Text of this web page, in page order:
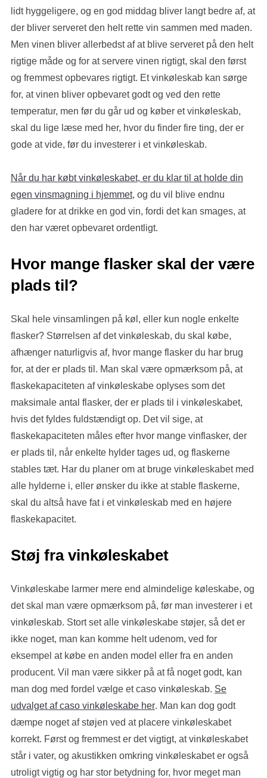
lidt hyggeligere, og en god middag bliver langt bedre af, at
der bliver serveret den helt rette vin sammen med maden.
Men vinen bliver allerbedst af at blive serveret på den helt
rigtige måde og for at servere vinen rigtigt, skal den først
og fremmest opbevares rigtigt. Et vinkøleskab kan sørge
for, at vinen bliver opbevaret godt og ved den rette
temperatur, men før du går ud og køber et vinkøleskab,
skal du lige læse med her, hvor du finder fire ting, der er
gode at vide, før du investerer i et vinkøleskab.
Når du har købt vinkøleskabet, er du klar til at holde din
egen vinsmagning i hjemmet, og du vil blive endnu
gladere for at drikke en god vin, fordi det kan smages, at
den har været opbevaret ordentligt.
Hvor mange flasker skal der være
plads til?
Skal hele vinsamlingen på køl, eller kun nogle enkelte
flasker? Størrelsen af det vinkøleskab, du skal købe,
afhænger naturligvis af, hvor mange flasker du har brug
for, at der er plads til. Man skal være opmærksom på, at
flaskekapaciteten af vinkøleskabe oplyses som det
maksimale antal flasker, der er plads til i vinkøleskabet,
hvis det fyldes fuldstændigt op. Det vil sige, at
flaskekapaciteten måles efter hvor mange vinflasker, der
er plads til, når enkelte hylder tages ud, og flaskerne
stables tæt. Har du planer om at bruge vinkøleskabet med
alle hylderne i, eller ønsker du ikke at stable flaskerne,
skal du altså have fat i et vinkøleskab med en højere
flaskekapacitet.
Støj fra vinkøleskabet
Vinkøleskabe larmer mere end almindelige køleskabe, og
det skal man være opmærksom på, før man investerer i et
vinkøleskab. Stort set alle vinkøleskabe støjer, så det er
ikke noget, man kan komme helt udenom, ved for
eksempel at købe en anden model eller fra en anden
producent. Vil man være sikker på at få noget godt, kan
man dog med fordel vælge et caso vinkøleskab. Se
udvalget af caso vinkøleskabe her. Man kan dog godt
dæmpe noget af støjen ved at placere vinkøleskabet
korrekt. Først og fremmest er det vigtigt, at vinkøleskabet
står i vater, og akustikken omkring vinkøleskabet er også
utroligt vigtig og har stor betydning for, hvor meget man